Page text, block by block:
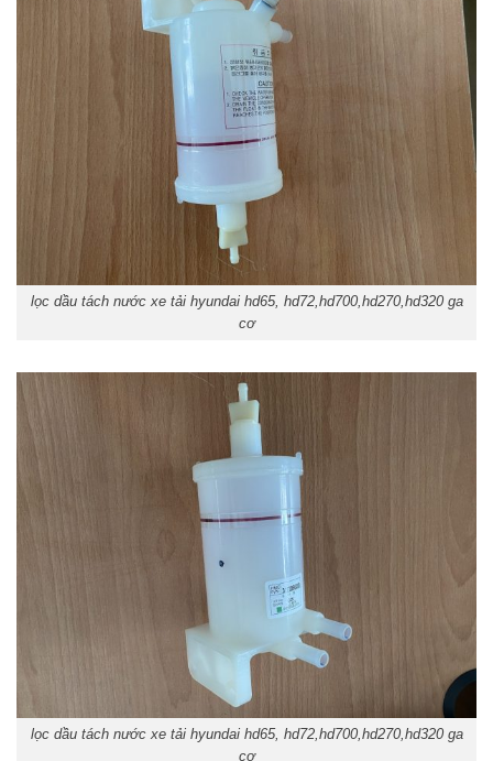
lọc dầu tách nước xe tải hyundai hd65, hd72,hd700,hd270,hd320 ga
cơ
lọc dầu tách nước xe tải hyundai hd65, hd72,hd700,hd270,hd320 ga
cơ